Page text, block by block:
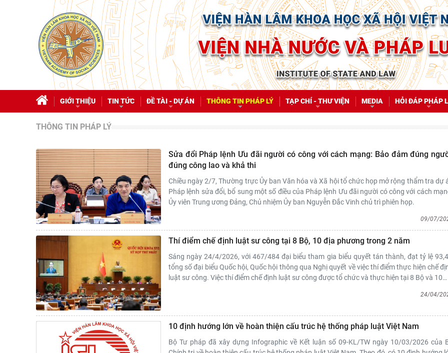
GIỚI THIỆU TIN TỨC ĐỀ TÀI - DỰ ÁN THÔNG TIN PHÁP LÝ TẠP CHÍ - THƯ VIỆN MEDIA HỎI ĐÁP PHÁP
THÔNG TIN PHÁP LÝ
Sửa đổi Pháp lệnh Ưu đãi người có công với cách mạng: Bảo đảm đúng
đúng công lao và khả thi
Chiều ngày 2/7, Thường trực Ủy ban Văn hóa và Xã hội tổ chức họp mở rộng thẩm tra dự
Pháp lệnh sửa đổi, bổ sung một số điều của Pháp lệnh Ưu đãi người có công với cách
Ủy viên Trung ương Đảng, Chủ nhiệm Ủy ban Nguyễn Đắc Vinh chủ trì phiên họp.
09/07/
Thí điểm chế định luật sư công tại 8 Bộ, 10 địa phương trong 2 năm
Sáng ngày 24/4/2026, với 467/484 đại biểu tham gia biểu quyết tán thành, đạt tỷ lệ
tổng số đại biểu Quốc hội, Quốc hội thông qua Nghị quyết về việc thí điểm thực hiện chế
luật sư công. Việc thí điểm chế định luật sư công được tổ chức và thực hiện tại 8 Bộ và 10…
24/04/
10 định hướng lớn về hoàn thiện cấu trúc hệ thống pháp luật Việt Nam
Bộ Tư pháp đã xây dựng Infographic về Kết luận số 09-KL/TW ngày 10/03/2026 của